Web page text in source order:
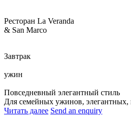
Ресторан La Veranda
& San Marco
Завтрак
ужин
Повседневный элегантный стиль
Для семейных ужинов,
Читать далее Send an enquiry